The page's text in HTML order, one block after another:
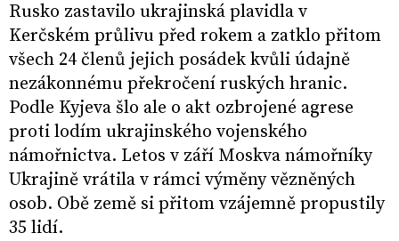
Rusko zastavilo ukrajinská plavidla v
Kerčském průlivu před rokem a zatklo přitom
všech 24 členů jejich posádek kvůli údajně
nezákonnému překročení ruských hranic.
Podle Kyjeva šlo ale o akt ozbrojené agrese
proti lodím ukrajinského vojenského
námořnictva. Letos v září Moskva námořníky
Ukrajině vrátila v rámci výměny vězněných
osob. Obě země si přitom vzájemně propustily
35 lidí.